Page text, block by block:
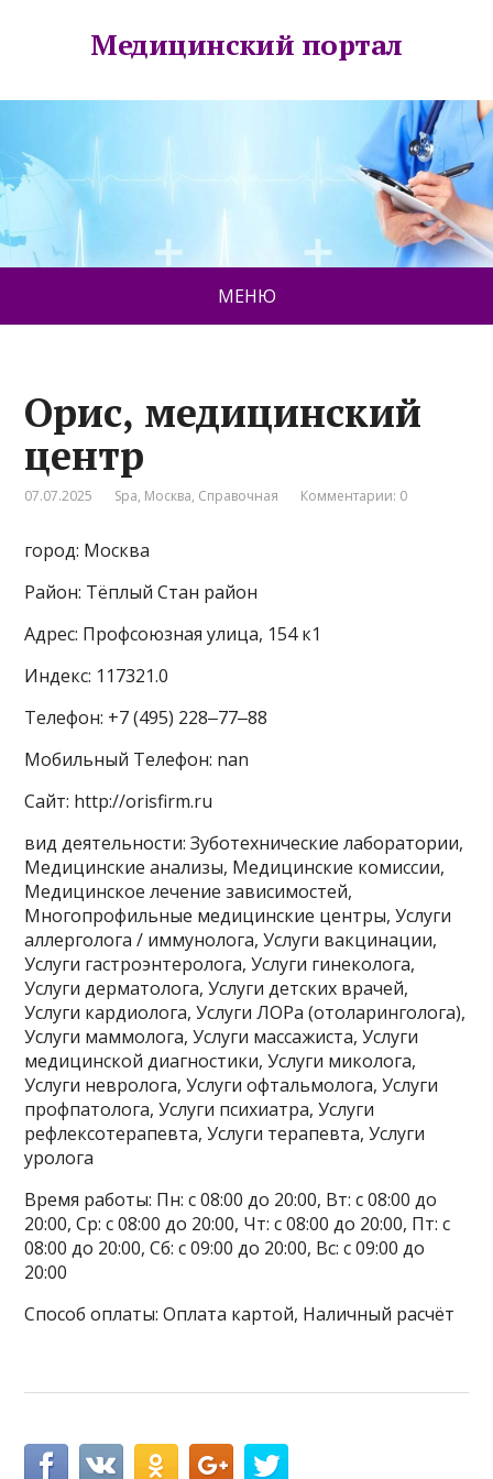
Медицинский портал
МЕНЮ
Орис, медицинский
центр
07.07.2025 Spa, Москва, Справочная Комментарии: 0
город: Москва
Район: Тёплый Стан район
Адрес: Профсоюзная улица, 154 к1
Индекс: 117321.0
Телефон: +7 (495) 228‒77‒88
Мобильный Телефон: nan
Сайт: http://orisfirm.ru
вид деятельности: Зуботехнические лаборатории,
Медицинские анализы, Медицинские комиссии,
Медицинское лечение зависимостей,
Многопрофильные медицинские центры, Услуги
аллерголога / иммунолога, Услуги вакцинации,
Услуги гастроэнтеролога, Услуги гинеколога,
Услуги дерматолога, Услуги детских врачей,
Услуги кардиолога, Услуги ЛОРа (отоларинголога),
Услуги маммолога, Услуги массажиста, Услуги
медицинской диагностики, Услуги миколога,
Услуги невролога, Услуги офтальмолога, Услуги
профпатолога, Услуги психиатра, Услуги
рефлексотерапевта, Услуги терапевта, Услуги
уролога
Время работы: Пн: с 08:00 до 20:00, Вт: с 08:00 до
20:00, Ср: с 08:00 до 20:00, Чт: с 08:00 до 20:00, Пт: с
08:00 до 20:00, Сб: с 09:00 до 20:00, Вс: с 09:00 до
20:00
Способ оплаты: Оплата картой, Наличный расчёт